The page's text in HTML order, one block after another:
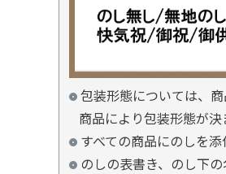
包装形態については、
商品により包装形態が決
すべての商品にのしを
のしの表書き、のし下